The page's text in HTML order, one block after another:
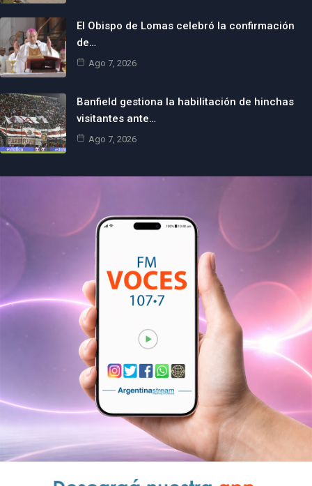
El Obispo de Lomas celebró la confirmación
de…
Ago 7, 2026
Banfield gestiona la habilitación de hinchas
visitantes ante…
Ago 7, 2026